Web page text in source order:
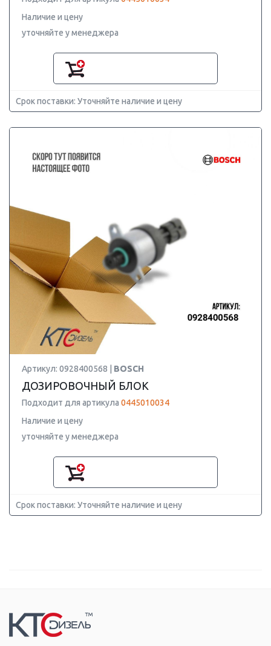
Наличие и цену
уточняйте у менеджера
Срок поставки: Уточняйте наличие и цену
Артикул: 0928400568 | BOSCH
ДОЗИРОВОЧНЫЙ БЛОК
Подходит для артикула 0445010034
Наличие и цену
уточняйте у менеджера
Срок поставки: Уточняйте наличие и цену